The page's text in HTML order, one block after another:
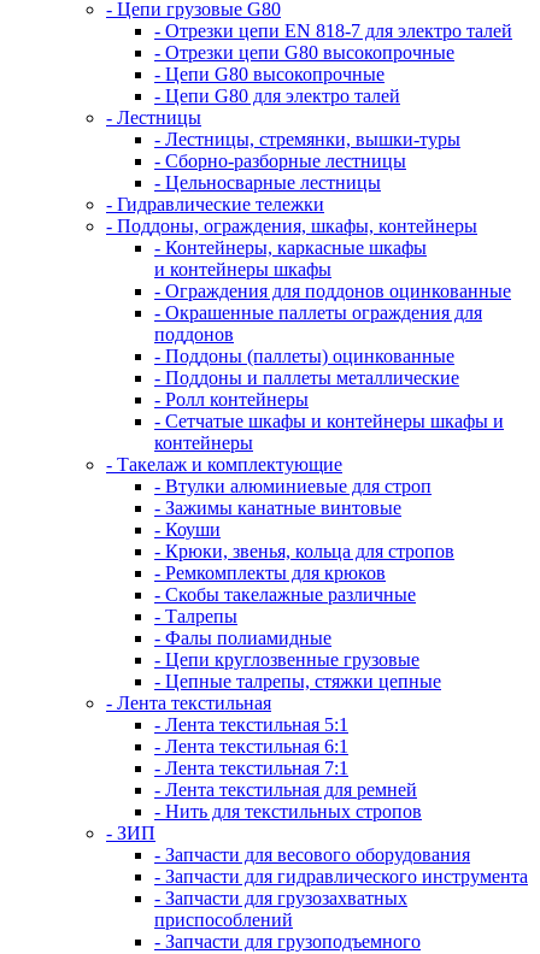
- Цепи грузовые G80
- Отрезки цепи EN 818-7 для электро талей
- Отрезки цепи G80 высокопрочные
- Цепи G80 высокопрочные
- Цепи G80 для электро талей
- Лестницы
- Лестницы, стремянки, вышки-туры
- Сборно-разборные лестницы
- Цельносварные лестницы
- Гидравлические тележки
- Поддоны, ограждения, шкафы, контейнеры
- Контейнеры, каркасные шкафы
и контейнеры шкафы
- Ограждения для поддонов оцинкованные
- Окрашенные паллеты ограждения для
поддонов
- Поддоны (паллеты) оцинкованные
- Поддоны и паллеты металлические
- Ролл контейнеры
- Сетчатые шкафы и контейнеры шкафы и
контейнеры
- Такелаж и комплектующие
- Втулки алюминиевые для строп
- Зажимы канатные винтовые
- Коуши
- Крюки, звенья, кольца для стропов
- Ремкомплекты для крюков
- Скобы такелажные различные
- Талрепы
- Фалы полиамидные
- Цепи круглозвенные грузовые
- Цепные талрепы, стяжки цепные
- Лента текстильная
- Лента текстильная 5:1
- Лента текстильная 6:1
- Лента текстильная 7:1
- Лента текстильная для ремней
- Нить для текстильных стропов
- ЗИП
- Запчасти для весового оборудования
- Запчасти для гидравлического инструмента
- Запчасти для грузозахватных
приспособлений
- Запчасти для грузоподъемного